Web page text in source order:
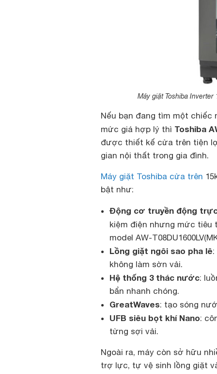
Máy giặt Toshiba Inverter
Nếu bạn đang tìm một chiếc
mức giá hợp lý thì Toshiba
được thiết kế cửa trên tiện
gian nội thất trong gia đình.
Máy giặt Toshiba cửa trên
bật như:
Động cơ truyền động
kiệm điện nhưng mức tiêu
model AW-
Lồng giặt ngôi sao pha lê
không làm sờn vải.
Hệ thống 3 thác nước:
bẩn nhanh chóng.
GreatWaves: tạo sóng
UFB siêu bọt khí Nano:
từng sợi vải.
Ngoài ra, máy còn sở hữu
trợ lực, tự vệ sinh lồng giặt